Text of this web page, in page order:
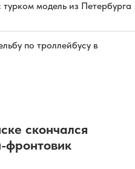
модель из Петербурга
по троллейбусу в
скончался
фронтовик